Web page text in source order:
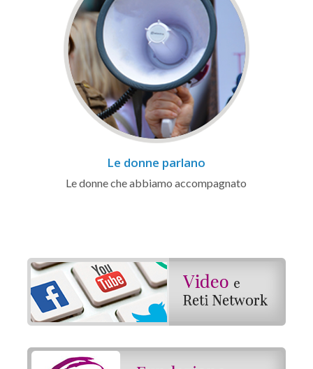
Le donne parlano
Le donne che abbiamo accompagnato